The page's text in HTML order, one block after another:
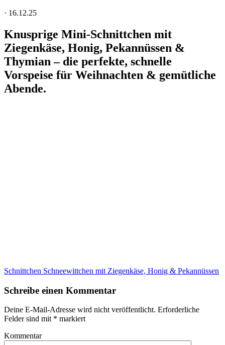
· 16.12.25
Knusprige Mini-Schnittchen mit
Ziegenkäse, Honig, Pekannüssen &
Thymian – die perfekte, schnelle
Vorspeise für Weihnachten & gemütliche
Abende.
Schnittchen Schneewittchen mit Ziegenkäse, Honig & Pekannüssen
Schreibe einen Kommentar
Deine E-Mail-Adresse wird nicht veröffentlicht. Erforderliche
Felder sind mit * markiert
Kommentar